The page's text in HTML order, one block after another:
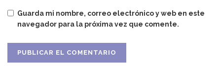
Guarda mi nombre, correo electrónico y web en este
navegador para la próxima vez que comente.